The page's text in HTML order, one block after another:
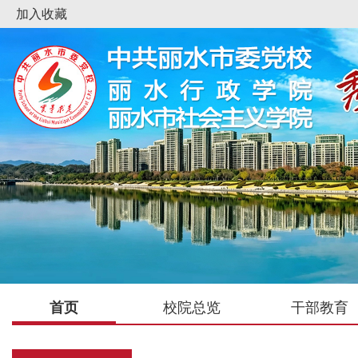
加入收藏
首页 校院总览 干部教育